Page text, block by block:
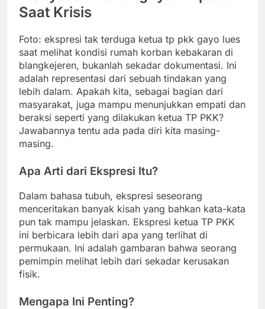
Saat Krisis
Foto: ekspresi tak terduga ketua tp pkk gayo lues
saat melihat kondisi rumah korban kebakaran di
blangkejeren, bukanlah sekadar dokumentasi. Ini
adalah representasi dari sebuah tindakan yang
lebih dalam. Apakah kita, sebagai bagian dari
masyarakat, juga mampu menunjukkan empati dan
beraksi seperti yang dilakukan ketua TP PKK?
Jawabannya tentu ada pada diri kita masing-
masing.
Apa Arti dari Ekspresi Itu?
Dalam bahasa tubuh, ekspresi seseorang
menceritakan banyak kisah yang bahkan kata-kata
pun tak mampu jelaskan. Ekspresi ketua TP PKK
ini berbicara lebih dari apa yang terlihat di
permukaan. Ini adalah gambaran bahwa seorang
pemimpin melihat lebih dari sekadar kerusakan
fisik.
Mengapa Ini Penting?